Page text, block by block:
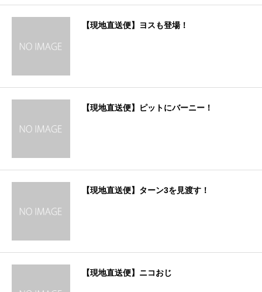
【現地直送便】ヨスも登場！
【現地直送便】ピットにバーニー！
【現地直送便】ターン3を見渡す！
【現地直送便】ニコおじ